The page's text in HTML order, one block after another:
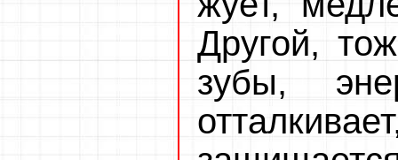
Другой,
зубы,